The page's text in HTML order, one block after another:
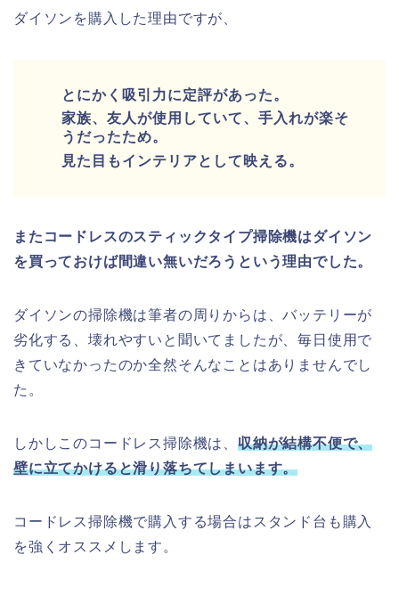
ダイソンを購入した理由ですが、
とにかく吸引力に定評があった。
家族、友人が使用していて、手入れが楽そ
うだったため。
見た目もインテリアとして映える。
またコードレスのスティックタイプ掃除機はダイソン
を買っておけば間違い無いだろうという理由でした。
ダイソンの掃除機は筆者の周りからは、バッテリーが
劣化する、壊れやすいと聞いてましたが、毎日使用で
きていなかったのか全然そんなことはありませんでし
た。
しかしこのコードレス掃除機は、 収納が結構不便で、
壁に立てかけると滑り落ちてしまいます。
コードレス掃除機で購入する場合はスタンド台も購入
を強くオススメします。